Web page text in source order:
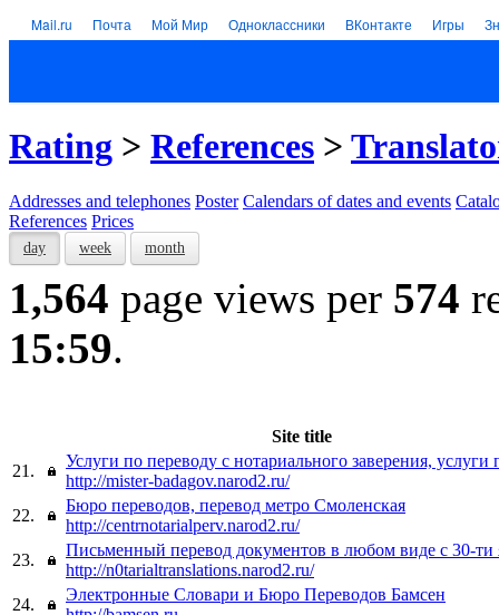
Mail.ru Почта Мой Мир Одноклассники ВКонтакте Игры
Rating > References >
Addresses and telephones Poster Calendars of dates and events
References Prices
day week month
1,564 page views per 574
15:59.
Site title
21.
Услуги по переводу с нотариального заверения, услуги
http://mister-badagov.narod2.ru/
22.
Бюро переводов, перевод метро Смоленская
http://centrnotarialperv.narod2.ru/
23.
Письменный перевод документов в любом виде с 30-ти
http://n0tarialtranslations.narod2.ru/
24.
Электронные Словари и Бюро Переводов Бамсен